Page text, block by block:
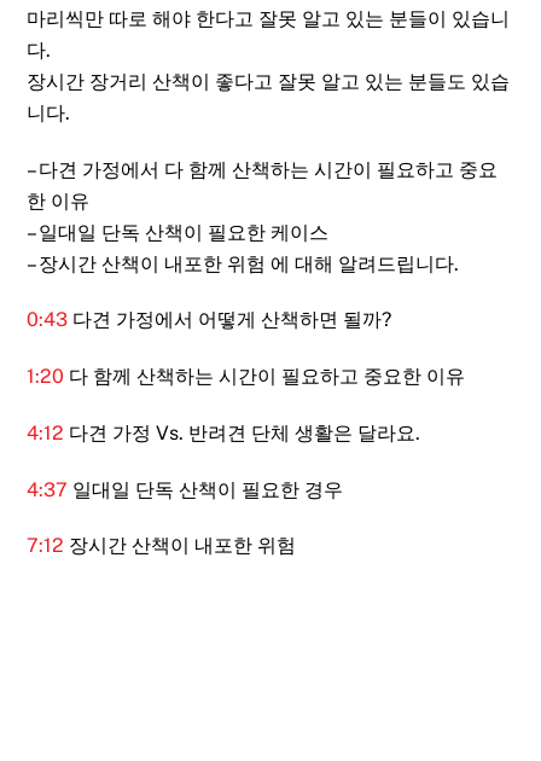
마리씩만 따로 해야 한다고 잘못 알고 있는 분들이 있습니
다.
장시간 장거리 산책이 좋다고 잘못 알고 있는 분들도 있습
니다.
– 다견 가정에서 다 함께 산책하는 시간이 필요하고 중요
한 이유
– 일대일 단독 산책이 필요한 케이스
– 장시간 산책이 내포한 위험 에 대해 알려드립니다.
0:43 다견 가정에서 어떻게 산책하면 될까?
1:20 다 함께 산책하는 시간이 필요하고 중요한 이유
4:12 다견 가정 Vs. 반려견 단체 생활은 달라요.
4:37 일대일 단독 산책이 필요한 경우
7:12 장시간 산책이 내포한 위험